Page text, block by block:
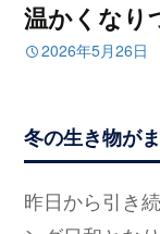
温かくな
2026年5月26日
冬の生き物が
昨日から引き